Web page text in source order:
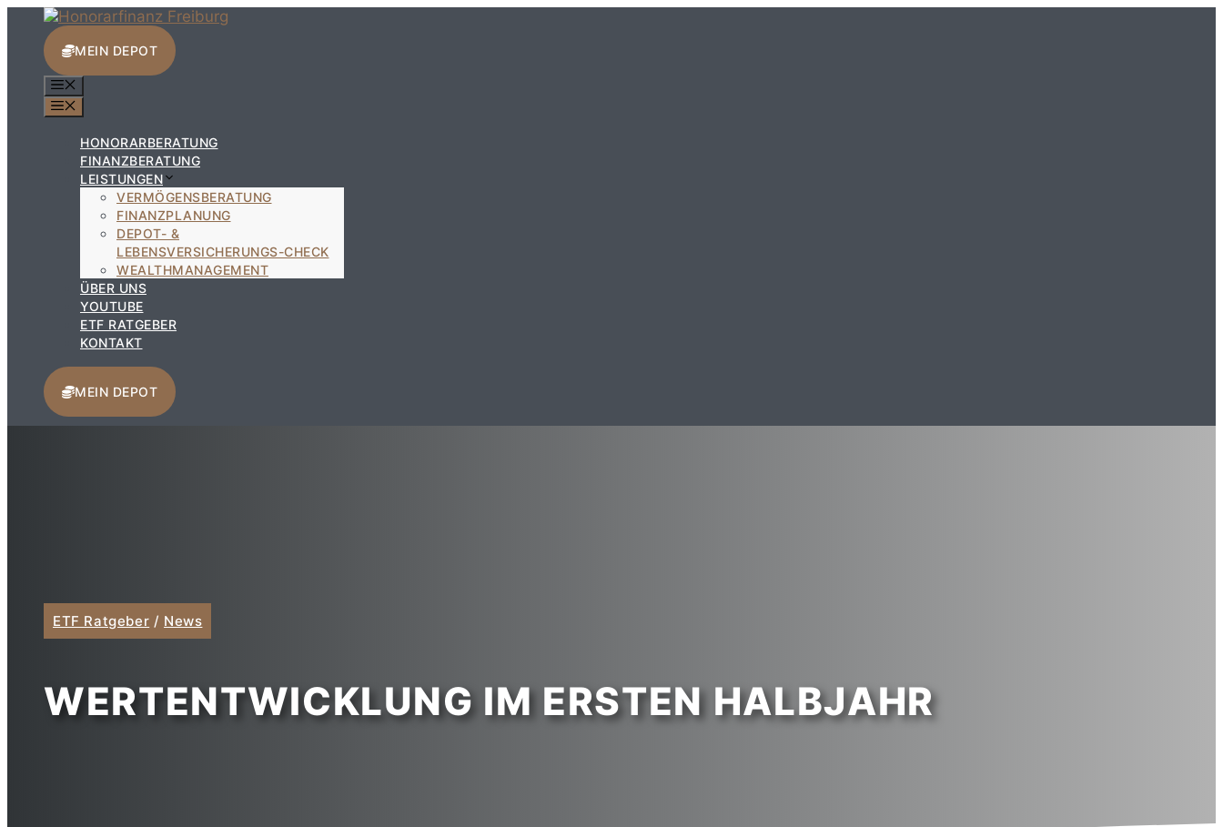
springen MEIN DEPOT
HONORARBERATUNG
FINANZBERATUNG
LEISTUNGEN
VERMÖGENSBERATUNG
FINANZPLANUNG
DEPOT- &
LEBENSVERSICHERUNGS-CHECK
WEALTHMANAGEMENT
ÜBER UNS
YOUTUBE
ETF RATGEBER
KONTAKT
MEIN DEPOT
ETF Ratgeber / News
WERTENTWICKLUNG IM ERSTEN HALBJAHR